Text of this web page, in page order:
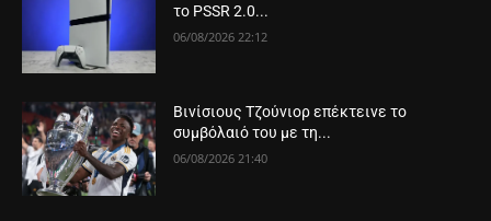
το PSSR 2.0...
06/08/2026 22:12
Βινίσιους Τζούνιορ επέκτεινε το
συμβόλαιό του με τη...
06/08/2026 21:40